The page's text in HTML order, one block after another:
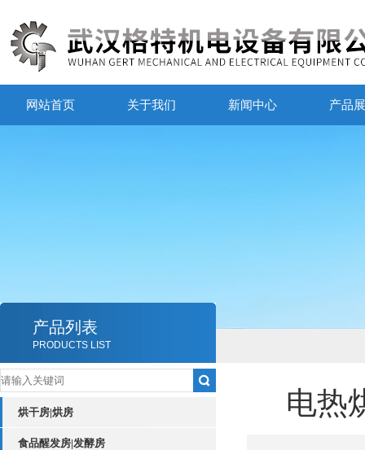
网站首页 关于我们 新闻中心 产品
产品列表
PRODUCTS LIST
烘干房|烘房
食品醒发房|发酵房
电热